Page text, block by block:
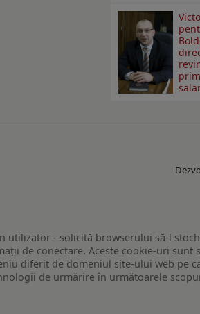
utilizator - solicită browserului să-l
de conectare. Aceste cookie-uri sunt
diferit de domeniul site-ului web pe
de urmărire în următoarele